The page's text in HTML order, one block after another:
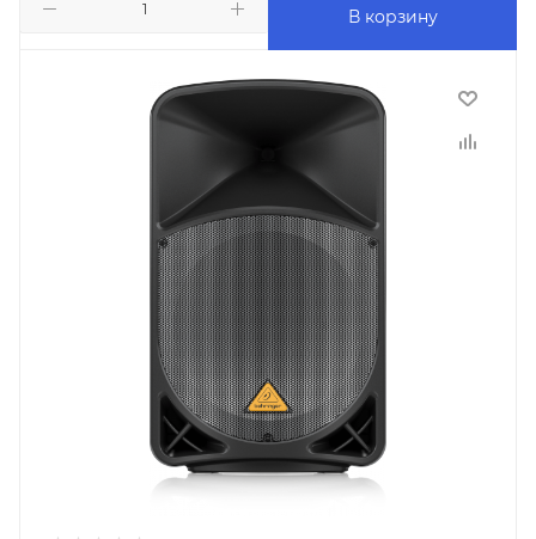
В корзину